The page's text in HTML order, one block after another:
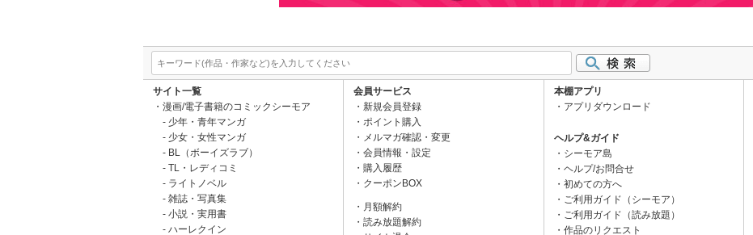
サイト一覧
漫画/電子書籍のコミックシーモア
少年・青年マンガ
少女・女性マンガ
BL（ボーイズラブ）
TL・レディコミ
ライトノベル
雑誌・写真集
小説・実用書
ハーレクイン
会員サービス
新規会員登録
ポイント購入
メルマガ確認・変更
会員情報・設定
購入履歴
クーポンBOX
月額解約
読み放題解約
本棚アプリ
アプリダウンロード
ヘルプ&ガイド
シーモア島
ヘルプ/お問合せ
初めての方へ
ご利用ガイド（シーモア）
ご利用ガイド（読み放題）
作品のリクエスト